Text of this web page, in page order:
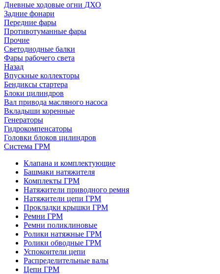
Дневные ходовые огни ДХО
Задние фонари
Передние фары
Противотуманные фары
Прочие
Светодиодные балки
Фары рабочего света
Назад
Впускные коллекторы
Бендиксы стартера
Блоки цилиндров
Вал привода масляного насоса
Вкладыши коренные
Генераторы
Гидрокомпенсаторы
Головки блоков цилиндров
Система ГРМ
Клапана и комплектующие
Башмаки натяжителя
Комплекты ГРМ
Натяжители приводного ремня
Натяжители цепи ГРМ
Прокладки крышки ГРМ
Ремни ГРМ
Ремни поликлиновые
Ролики натяжные ГРМ
Ролики обводные ГРМ
Успокоители цепи
Распределительные валы
Цепи ГРМ